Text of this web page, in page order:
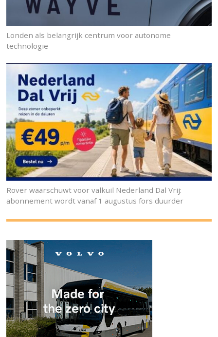
Londen als belangrijk centrum voor autonome
technologie
Rover waarschuwt voor valkuil Nederland Dal Vrij:
abonnement wordt vanaf 1 augustus fors duurder